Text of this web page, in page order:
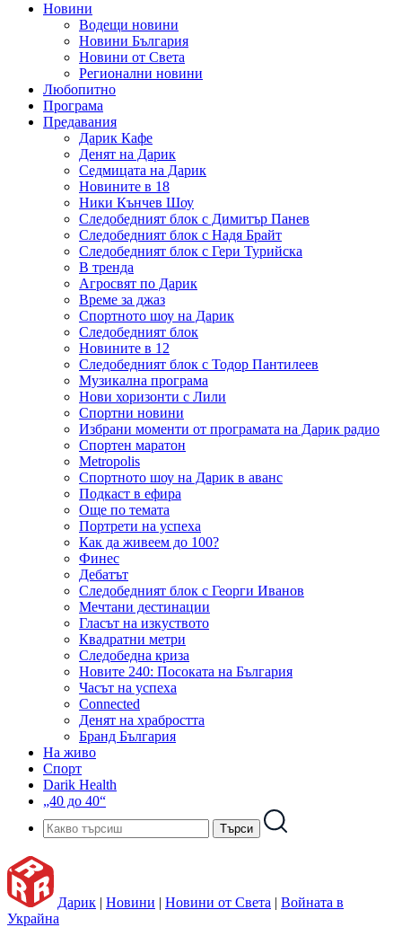
Новини
Водещи новини
Новини България
Новини от Света
Регионални новини
Любопитно
Програма
Предавания
Дарик Кафе
Денят на Дарик
Седмицата на Дарик
Новините в 18
Ники Кънчев Шоу
Следобедният блок с Димитър Панев
Следобедният блок с Надя Брайт
Следобедният блок с Гери Турийска
В тренда
Агросвят по Дарик
Време за джаз
Спортното шоу на Дарик
Следобедният блок
Новините в 12
Следобедният блок с Тодор Пантилеев
Музикална програма
Нови хоризонти с Лили
Спортни новини
Избрани моменти от програмата на Дарик радио
Спортен маратон
Metropolis
Спортното шоу на Дарик в аванс
Подкаст в ефира
Още по темата
Портрети на успеха
Как да живеем до 100?
Финес
Дебатът
Следобедният блок с Георги Иванов
Мечтани дестинации
Гласът на изкуството
Квадратни метри
Следобедна криза
Новите 240: Посоката на България
Часът на успеха
Connected
Денят на храбростта
Бранд България
На живо
Спорт
Darik Health
„40 до 40“
Дарик | Новини | Новини от Света | Войната в
Украйна